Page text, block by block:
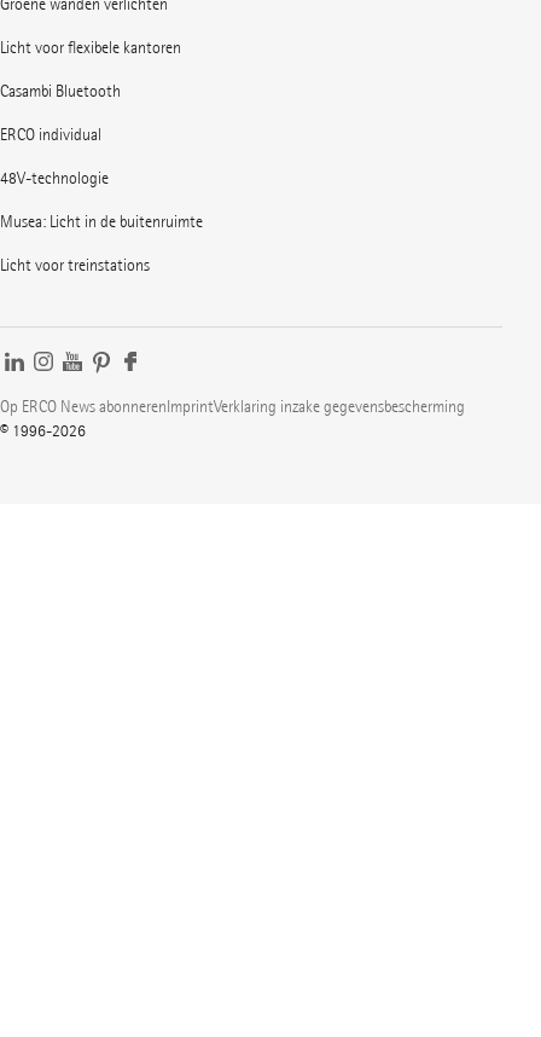
Licht voor flexibele kantoren
Casambi Bluetooth
ERCO individual
48V-technologie
Musea: Licht in de buitenruimte
Licht voor treinstations
Op ERCO News abonnerenImprintVerklaring inzake gegevensbescherming
© 1996-2026